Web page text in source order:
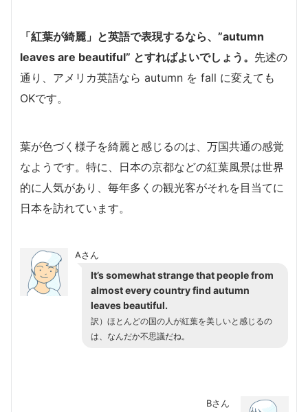
「紅葉が綺麗」と英語で表現するなら、”autumn
leaves are beautiful” とすればよいでしょう。 先述の
通り、アメリカ英語なら autumn を fall に変えても
OKです。
葉が色づく様子を綺麗と感じるのは、万国共通の感覚
なようです。特に、日本の京都などの紅葉風景は世界
的に人気があり、毎年多くの観光客がそれを目当てに
日本を訪れています。
Aさん
It’s somewhat strange that people from
almost every country find autumn
leaves beautiful.
訳）ほとんどの国の人が紅葉を美しいと感じるの
は、なんだか不思議だね。
Bさん